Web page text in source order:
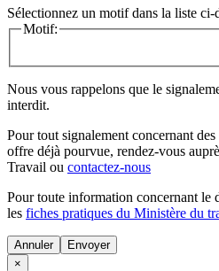
Sélectionnez un motif dans la liste ci-
Motif:
Nous vous rappelons que le
interdit.
Pour tout signalement concernant des
offre déjà pourvue, rendez-vous
Travail ou contactez-nous
Pour toute information concernant le
les fiches pratiques du Ministère du
Annuler
×